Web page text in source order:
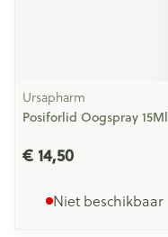
Ursapharm
Posiforlid Oogspray 15Ml
€ 14,50
Niet beschikbaar